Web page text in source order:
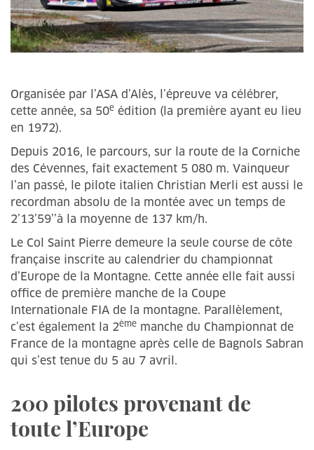
Organisée par l’ASA d’Alès, l’épreuve va célébrer,
cette année, sa 50e édition (la première ayant eu lieu
en 1972).
Depuis 2016, le parcours, sur la route de la Corniche
des Cévennes, fait exactement 5 080 m. Vainqueur
l’an passé, le pilote italien Christian Merli est aussi le
recordman absolu de la montée avec un temps de
2’13’59’’à la moyenne de 137 km/h.
Le Col Saint Pierre demeure la seule course de côte
française inscrite au calendrier du championnat
d’Europe de la Montagne. Cette année elle fait aussi
office de première manche de la Coupe
Internationale FIA de la montagne. Parallèlement,
c’est également la 2ème manche du Championnat de
France de la montagne après celle de Bagnols Sabran
qui s’est tenue du 5 au 7 avril.
200 pilotes provenant de
toute l’Europe